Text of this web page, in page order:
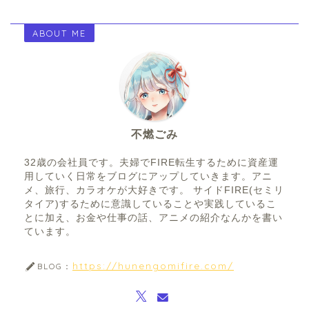
ABOUT ME
不燃ごみ
32歳の会社員です。夫婦でFIRE転生するために資産運
用していく日常をブログにアップしていきます。アニ
メ、旅行、カラオケが大好きです。 サイドFIRE(セミリ
タイア)するために意識していることや実践しているこ
とに加え、お金や仕事の話、アニメの紹介なんかを書い
ています。
BLOG： https://hunengomifire.com/